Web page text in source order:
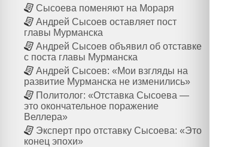
Сысоева поменяют на Мораря
Андрей Сысоев оставляет пост
главы Мурманска
Андрей Сысоев объявил об отставке
с поста главы Мурманска
Андрей Сысоев: «Мои взгляды на
развитие Мурманска не изменились»
Политолог: «Отставка Сысоева —
это окончательное поражение
Веллера»
Эксперт про отставку Сысоева: «Это
конец эпохи»